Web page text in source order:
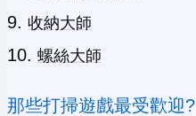
收納大師
螺絲大師
那些打掃遊戲最受歡迎?